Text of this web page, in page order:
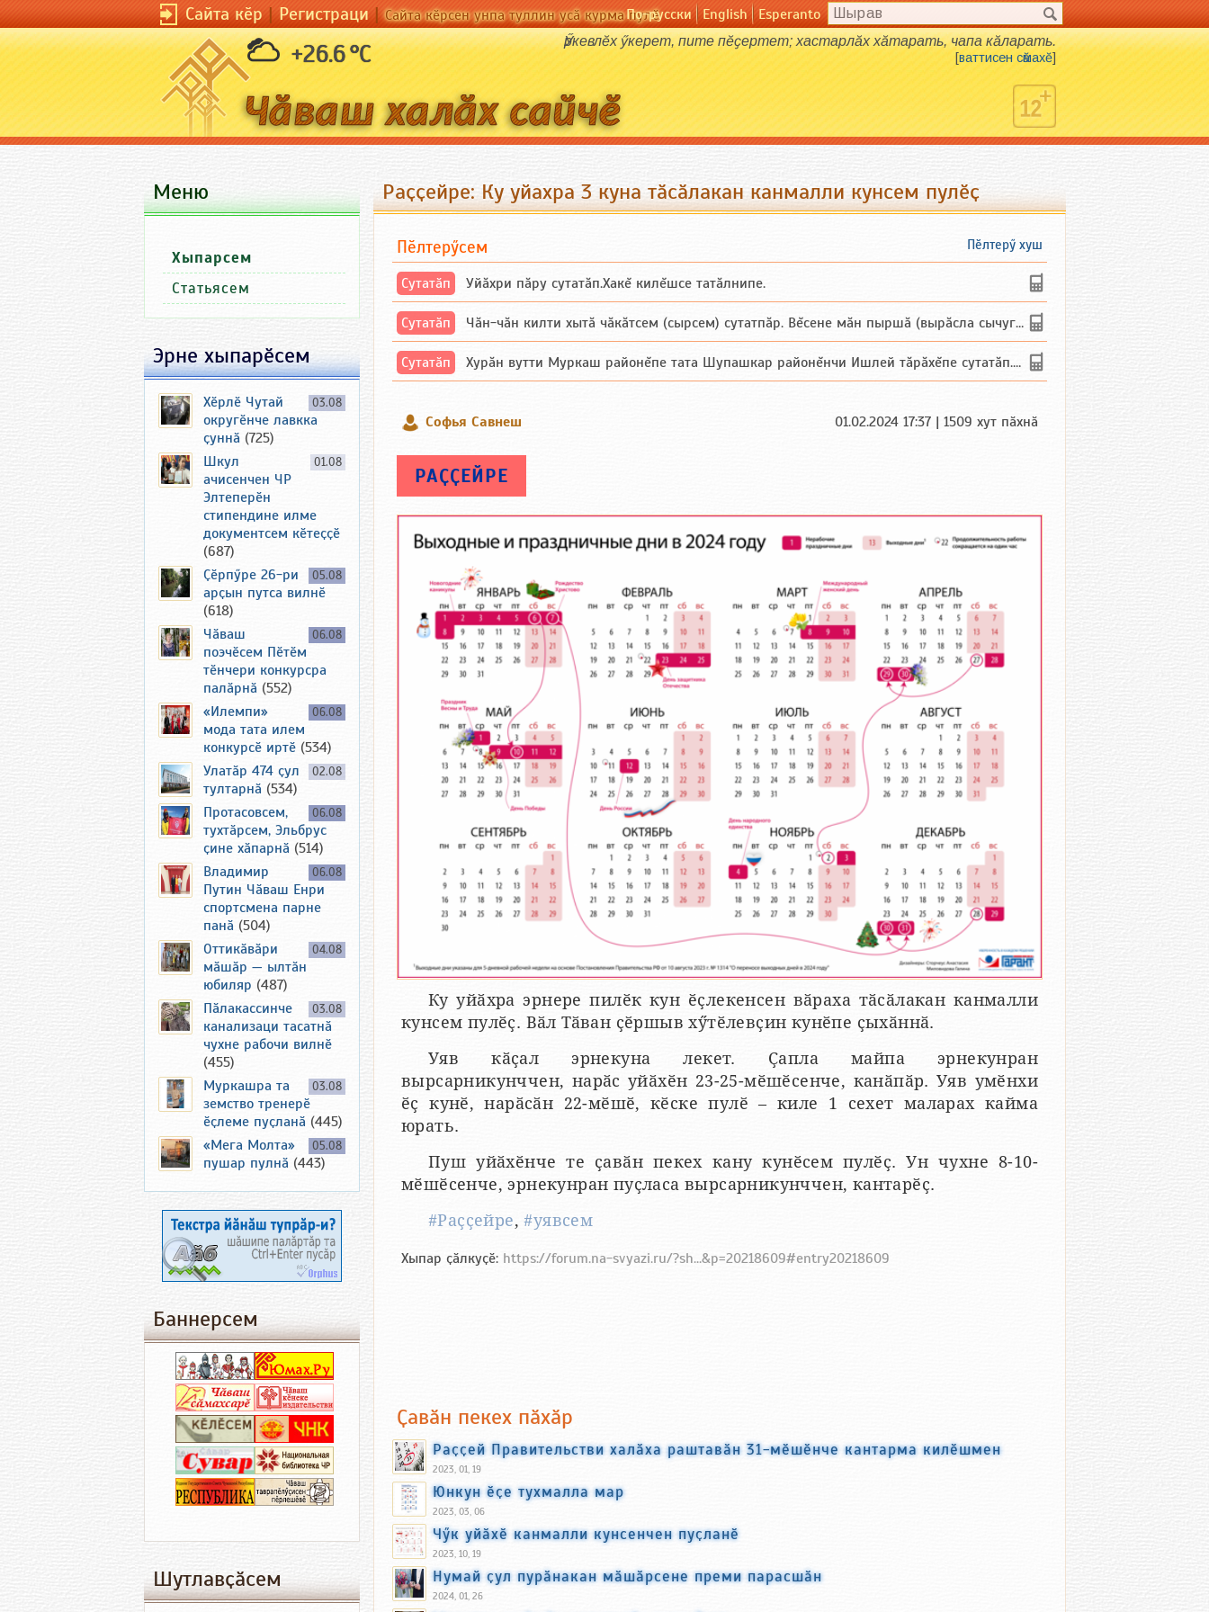
Сайта кӗр|Регистраци|Сайта кӗрсен унпа туллин усӑ курма пулӗПо-русски English Esperanto
+26.6 °C Ӳркевлӗх ӳкерет, пите пӗҫертет; хастарлӑх хӑтарать, чапа кӑларать.
[ваттисен сӑмахӗ]
Раҫҫейре: Ку уйахра 3 куна тӑсӑлакан канмалли кунсем пулӗҫ
Пӗлтерӳ хуш
Пӗлтерӳсем
Сутатӑп Уйăхри пăру сутатăп.Хакĕ килĕшсе татăлнипе.
Сутатӑп Чăн-чăн килти хытă чăкăтсем (сырсем) сутатпăр. Вĕсене мăн пыршă (вырăсла сычуг) ...
Сутатӑп Хурăн вутти Муркаш районĕпе тата Шупашкар районĕнчи Ишлей тăрăхĕпе сутатăп. Ха...
Софья Савнеш 01.02.2024 17:37 | 1509 хут пӑхнӑ
РАҪҪЕЙРЕ
Ку уйӑхра эрнере пилӗк кун ӗҫлекенсен вӑраха тӑсӑлакан канмалли
кунсем пулӗҫ. Вӑл Тӑван ҫӗршыв хӳтӗлевҫин кунӗпе ҫыхӑннӑ.
Уяв кӑҫал эрнекуна лекет. Ҫапла майпа эрнекунран
вырсарникунччен, нарӑс уйӑхӗн 23-25-мӗшӗсенче, канӑпӑр. Уяв умӗнхи
ӗҫ кунӗ, нарӑсӑн 22-мӗшӗ, кӗске пулӗ – киле 1 сехет маларах кайма
юрать.
Пуш уйӑхӗнче те ҫавӑн пекех кану кунӗсем пулӗҫ. Ун чухне 8-10-
мӗшӗсенче, эрнекунран пуҫласа вырсарникунччен, кантарӗҫ.
#Раҫҫейре,#уявсем
Хыпар ҫӑлкуҫӗ: https://forum.na-svyazi.ru/?sh...&p=20218609#entry20218609
Ҫавӑн пекех пӑхӑр
Раҫҫей Правительстви халӑха раштавӑн 31-мӗшӗнче кантарма килӗшмен
2023, 01, 19
Юнкун ӗҫе тухмалла мар
2023, 03, 06
Чӳк уйӑхӗ канмалли кунсенчен пуҫланӗ
2023, 10, 19
Нумай ҫул пурӑнакан мӑшӑрсене преми парасшӑн
2024, 01, 26
Меню
Хыпарсем
Статьясем
Эрне хыпарӗсем
03.08
Хӗрлӗ Чутай
округӗнче лавкка
ҫуннӑ (725)
01.08
Шкул
ачисенчен ЧР
Элтеперӗн
стипендине илме
документсем кӗтеҫҫӗ
(687)
05.08
Ҫӗрпӳре 26-ри
арҫын путса вилнӗ
(618)
06.08
Чӑваш
поэчӗсем Пӗтӗм
тӗнчери конкурсра
палӑрнӑ (552)
06.08
«Илемпи»
мода тата илем
конкурсӗ иртӗ (534)
02.08
Улатӑр 474 ҫул
тултарнӑ (534)
06.08
Протасовсем,
тухтӑрсем, Эльбрус
ҫине хӑпарнӑ (514)
06.08
Владимир
Путин Чӑваш Енри
спортсмена парне
панӑ (504)
04.08
Оттикӑвӑри
мӑшӑр — ылтӑн
юбиляр (487)
03.08
Пӑлакассинче
канализаци тасатнӑ
чухне рабочи вилнӗ
(455)
03.08
Муркашра та
земство тренерӗ
ӗҫлеме пуҫланӑ (445)
05.08
«Мега Молта»
пушар пулнӑ (443)
Баннерсем
Шутлавҫӑсем